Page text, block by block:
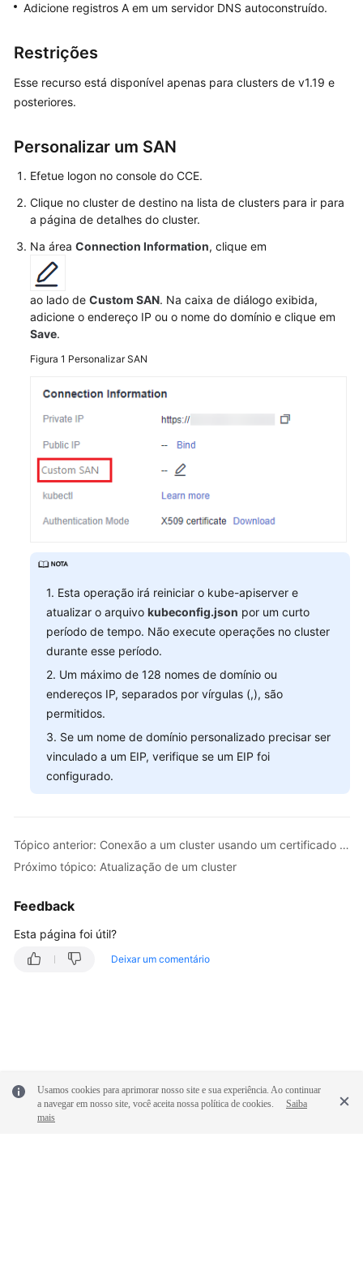
um
usando
kubectl
a
cluster
usando
o
um
cluster
um
X.509
um
um
personalizado
Atualização
de
um
Gerenciamento
de
um
cluster
Pools
de
de
trabalho
Observabilidade
Adicione registros A em um servidor DNS autoconstruído.
Restrições
Esse recurso está disponível apenas para clusters de v1.19 e
posteriores.
Personalizar um SAN
Efetue logon no console do CCE.
Clique no cluster de destino na lista de clusters para ir para
a página de detalhes do cluster.
Na área Connection Information, clique em
ao lado de Custom SAN. Na caixa de diálogo exibida,
adicione o endereço IP ou o nome do domínio e clique em
Save.
Figura 1 Personalizar SAN
1. Esta operação irá reiniciar o kube-apiserver e
atualizar o arquivo kubeconfig.json por um curto
período de tempo. Não execute operações no cluster
durante esse período.
2. Um máximo de 128 nomes de domínio ou
endereços IP, separados por vírgulas (,), são
permitidos.
3. Se um nome de domínio personalizado precisar ser
vinculado a um EIP, verifique se um EIP foi
configurado.
Tópico anterior: Conexão a um cluster usando um certificado X.509
Próximo tópico: Atualização de um cluster
Feedback
Esta página foi útil?
Deixar um comentário
Usamos cookies para aprimorar nosso site e sua experiência. Ao continuar
a navegar em nosso site, você aceita nossa política de cookies.
Saiba
mais